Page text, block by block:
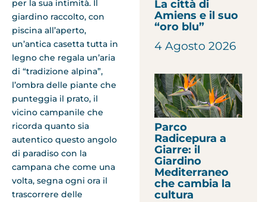
per la sua intimità. Il
giardino raccolto, con
piscina all’aperto,
un’antica casetta tutta in
legno che regala un’aria
di “tradizione alpina”,
l’ombra delle piante che
punteggia il prato, il
vicino campanile che
ricorda quanto sia
autentico questo angolo
di paradiso con la
campana che come una
volta, segna ogni ora il
trascorrere delle
La città di
Amiens e il suo
“oro blu”
4 Agosto 2026
Parco
Radicepura a
Giarre: il
Giardino
Mediterraneo
che cambia la
cultura